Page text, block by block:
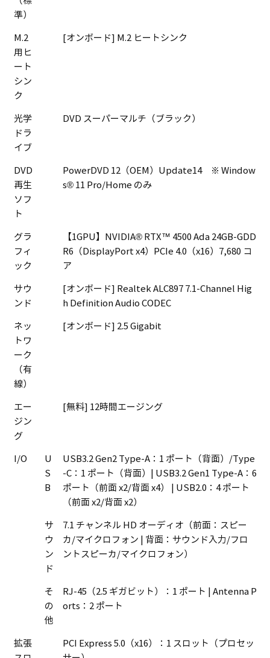
準）
M.2
用ヒ
ート
シン
ク
[オンボード] M.2 ヒートシンク
光学
ドラ
イブ
DVD スーパーマルチ（ブラック）
DVD
再生
ソフ
ト
PowerDVD 12（OEM）Update14 ※ Window
s® 11 Pro/Home のみ
グラ
フィ
ック
【1GPU】NVIDIA® RTX™ 4500 Ada 24GB-GDD
R6（DisplayPort x4）PCIe 4.0（x16）7,680 コ
ア
サウ
ンド
[オンボード] Realtek ALC897 7.1-Channel Hig
h Definition Audio CODEC
ネッ
トワ
ーク
（有
線）
[オンボード] 2.5 Gigabit
エー
ジン
グ
[無料] 12時間エージング
I/O
U
S
B
USB3.2 Gen2 Type-A：1 ポート（背面）/Type
-C：1 ポート（背面）| USB3.2 Gen1 Type-A：6
ポート（前面 x2/背面 x4） | USB2.0：4 ポート
（前面 x2/背面 x2）
サ
ウ
ン
ド
7.1 チャンネル HD オーディオ（前面：スピー
カ/マイクロフォン | 背面：サウンド入力/フロ
ントスピーカ/マイクロフォン）
そ
の
他
RJ-45（2.5 ギガビット）：1 ポート | Antenna P
orts：2 ポート
拡張
PCI Express 5.0（x16）：1 スロット（プロセッ